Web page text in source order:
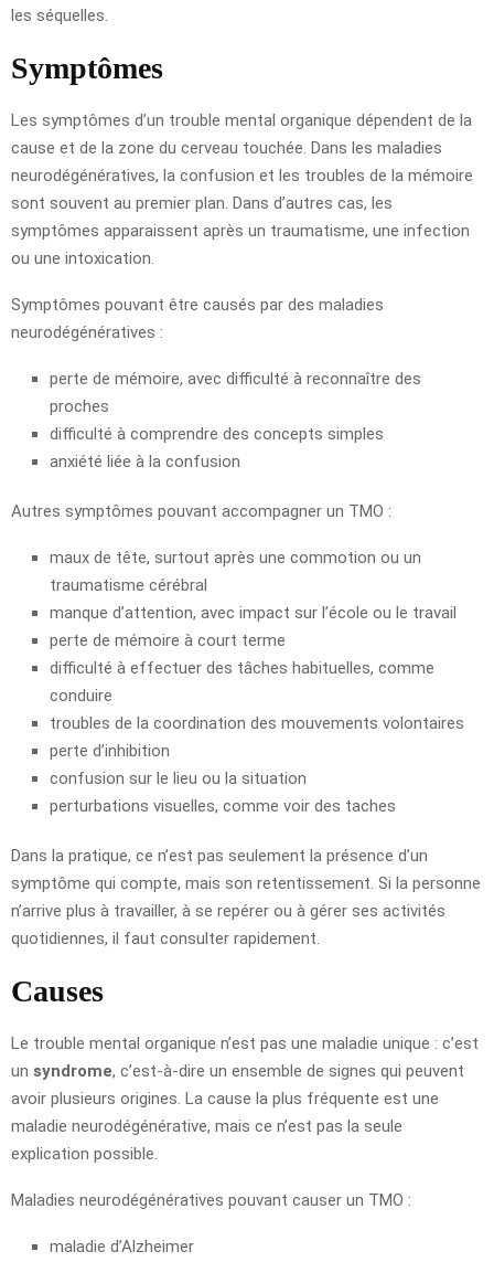
les séquelles.
Symptômes
Les symptômes d’un trouble mental organique dépendent de la
cause et de la zone du cerveau touchée. Dans les maladies
neurodégénératives, la confusion et les troubles de la mémoire
sont souvent au premier plan. Dans d’autres cas, les
symptômes apparaissent après un traumatisme, une infection
ou une intoxication.
Symptômes pouvant être causés par des maladies
neurodégénératives :
perte de mémoire, avec difficulté à reconnaître des
proches
difficulté à comprendre des concepts simples
anxiété liée à la confusion
Autres symptômes pouvant accompagner un TMO :
maux de tête, surtout après une commotion ou un
traumatisme cérébral
manque d’attention, avec impact sur l’école ou le travail
perte de mémoire à court terme
difficulté à effectuer des tâches habituelles, comme
conduire
troubles de la coordination des mouvements volontaires
perte d’inhibition
confusion sur le lieu ou la situation
perturbations visuelles, comme voir des taches
Dans la pratique, ce n’est pas seulement la présence d’un
symptôme qui compte, mais son retentissement. Si la personne
n’arrive plus à travailler, à se repérer ou à gérer ses activités
quotidiennes, il faut consulter rapidement.
Causes
Le trouble mental organique n’est pas une maladie unique : c’est
un syndrome, c’est-à-dire un ensemble de signes qui peuvent
avoir plusieurs origines. La cause la plus fréquente est une
maladie neurodégénérative, mais ce n’est pas la seule
explication possible.
Maladies neurodégénératives pouvant causer un TMO :
maladie d’Alzheimer